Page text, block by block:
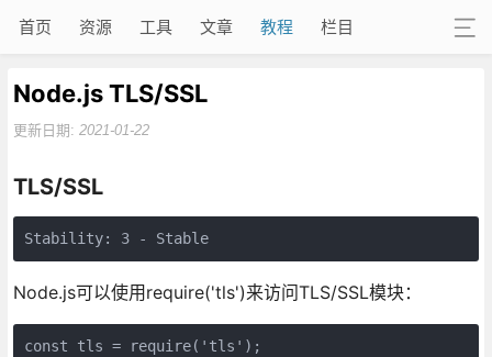
首页 资源 工具 文章 教程 栏目
Node.js TLS/SSL
更新日期: 2021-01-22
TLS/SSL
Stability: 3 - Stable
Node.js可以使用require('tls')来访问TLS/SSL模块：
const tls = require('tls');